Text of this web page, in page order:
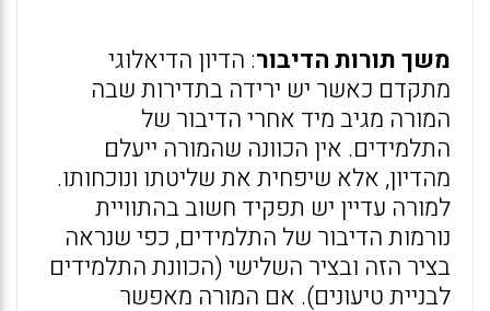
משך תורות הדיבור: הדיון הדיאלוגי
מתקדם כאשר יש ירידה בתדירות שבה
המורה מגיב מיד אחרי הדיבור של
התלמידים. אין הכוונה שהמורה ייעלם
מהדיון, אלא שיפחית את שליטתו ונוכחותו.
למורה עדיין יש תפקיד חשוב בהתוויית
נורמות הדיבור של התלמידים, כפי שנראה
בציר הזה ובציר השלישי (הכוונת התלמידים
לבניית טיעונים). אם המורה מאפשר